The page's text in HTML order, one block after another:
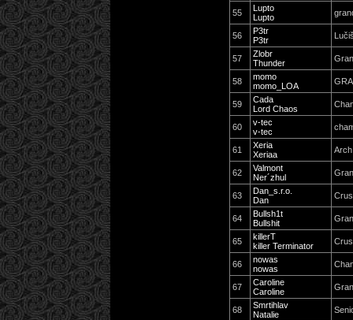
55
Lupto
Lupto
56
P3tr
P3tr
57
Zlobr
Thunder
58
momo
momo_LOA
59
Cada
Lord Chaos
60
v-tec
v-tec
61
Xeria
Xeriaa
62
Valmont
Ner´zhul
63
Dan_s.r.o.
Dan
64
Bullsh1t
Bullshit
65
killerT
killer Terminator
66
nowas
nowas
67
Caroline
Caroline
68
Smrtihlav
Natalie